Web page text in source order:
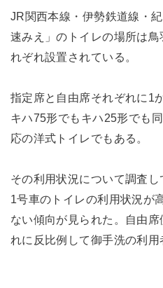
JR関西本線・伊勢鉄道線・
速みえ」のトイレの場所は
れぞれ設置されている。
指定席と自由席それぞれに1
キハ75形でもキハ25形でも
応の洋式トイレでもある。
その利用状況について調査
1号車のトイレの利用状況が
ない傾向が見られた。自由
れに反比例して御手洗の利用